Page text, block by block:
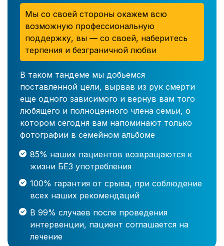
Мы со своей стороны окажем всю
возможную профессиональную
поддержку, вы — со своей, наберитесь
терпения и безграничной любви
В таком тандеме мы добьемся
поставленной цели, вырвав из рук смерти
еще одного зависимого и вернув вам того
любящего и полноценного члена семьи, о
котором сегодня вам напоминают только
фотографии в семейном альбоме
85% наших пациентов возвращаются к
жизни БЕЗ употребления
100% гарантия от срыва, при соблюдение
всех наших рекомендаций
В 99% случаев после проведения
интервенции, пациент соглашается на
лечение